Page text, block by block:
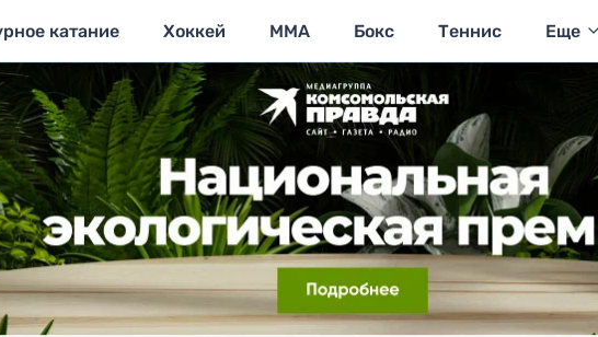
катание Хоккей MMA Бокс Теннис Еще